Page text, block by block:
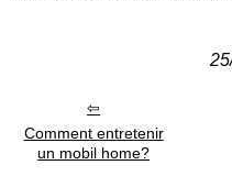
Comment entretenir
un mobil home?